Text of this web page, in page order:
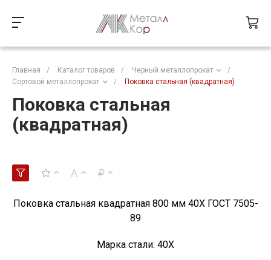
Главная / Каталог товаров / Черный металлопрокат
/
Сортовой металлопрокат
/ Поковка стальная (квадратная)
Поковка стальная
(квадратная)
Поковка стальная квадратная 800 мм 40Х ГОСТ 7505-
89
Марка стали: 40Х